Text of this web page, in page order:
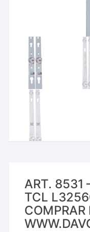
ART. 8531
TCL
COMPRAR